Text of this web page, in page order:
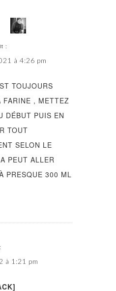
:
à 4:26 pm
TOUJOURS
FARINE , METTEZ
DÉBUT PUIS EN
TOUT
SELON LE
PEUT ALLER
PRESQUE 300 ML
à 1:21 pm